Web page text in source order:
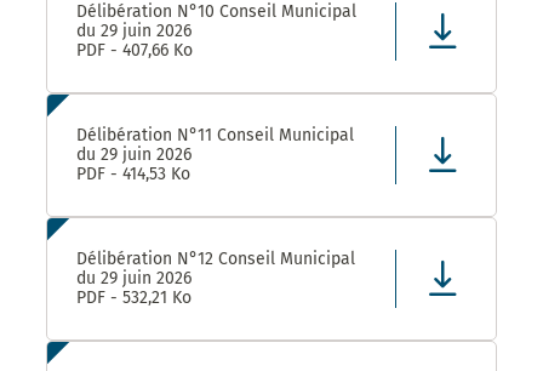
Délibération N°10 Conseil Municipal
du 29 juin 2026
PDF - 407,66 Ko
Délibération N°11 Conseil Municipal
du 29 juin 2026
PDF - 414,53 Ko
Délibération N°12 Conseil Municipal
du 29 juin 2026
PDF - 532,21 Ko